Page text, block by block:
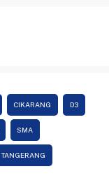
CIKARANG D3
SMA
TANGERANG